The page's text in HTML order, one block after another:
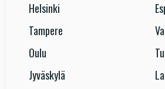
Helsinki
Tampere
Oulu
Jyväskylä